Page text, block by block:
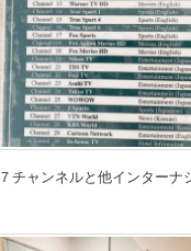
チャンネルと他インターナ